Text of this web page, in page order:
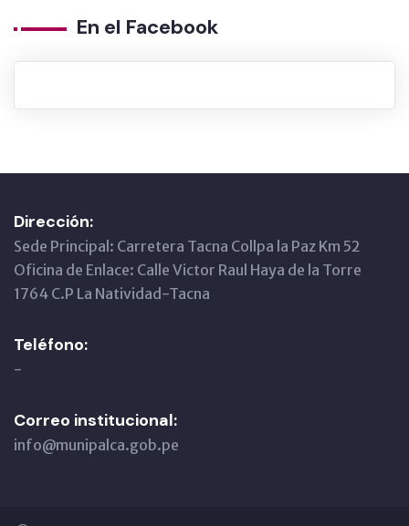
En el Facebook
Dirección:
Sede Principal: Carretera Tacna Collpa la Paz Km 52
Oficina de Enlace: Calle Victor Raul Haya de la Torre
1764 C.P La Natividad-Tacna
Teléfono:
-
Correo institucional:
info@munipalca.gob.pe